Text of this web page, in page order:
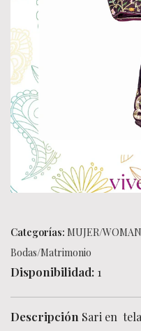
Categorías: MUJER/WOMAN
Bodas/Matrimonio
Disponibilidad: 1
Descripción Sari en